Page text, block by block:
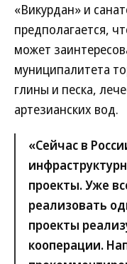
«Викурдан» и
предполагается,
может
муниципалитета
глины и песка,
артезианских вод.
«Сейчас в
проекты. Уже
реализовать
проекты
кооперации.